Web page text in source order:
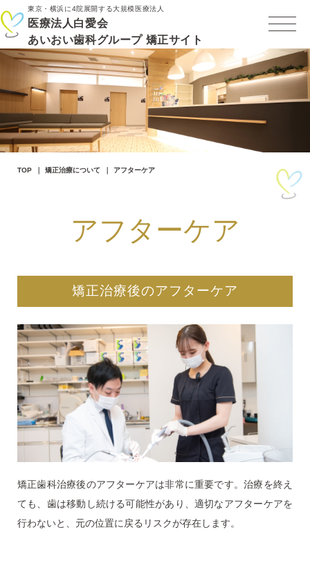
東京・横浜に4院展開する大規模医療法人
医療法人白愛会
あいおい歯科グループ 矯正サイト
TOP 矯正治療について アフターケア
アフターケア
矯正治療後のアフターケア
矯正歯科治療後のアフターケアは非常に重要です。治療を終え
ても、歯は移動し続ける可能性があり、適切なアフターケアを
行わないと、元の位置に戻るリスクが存在します。